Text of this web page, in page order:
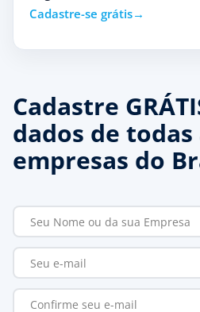
Cadastre-se grátis
Cadastre
dados de todas
empresas do